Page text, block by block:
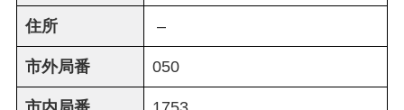
住所 –
市外局番 050